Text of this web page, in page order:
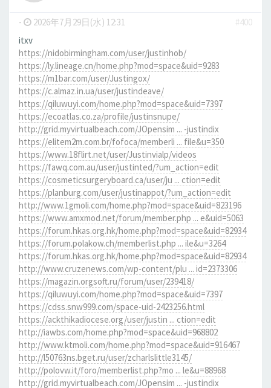
- 2026年7月29日(水) 12:31
#400
itxv
https://nidobirmingham.com/user/justinhob/
https://ly.lineage.cn/home.php?mod=space&uid=9283
https://m1bar.com/user/Justingox/
https://c.almaz.in.ua/user/justindeave/
https://qiluwuyi.com/home.php?mod=space&uid=7397
https://ecoatlas.co.za/profile/justinsnupe/
http://grid.myvirtualbeach.com/JOpensim ... -justindix
https://elitem2m.com.br/fofoca/memberli ... file&u=350
https://www.18flirt.net/user/Justinvialp/videos
https://fawq.com.au/user/justinted/?um_action=edit
https://cosmeticsurgeryboard.ca/user/ju ... ction=edit
https://planburg.com/user/justinappot/?um_action=edit
http://www.1gmoli.com/home.php?mod=space&uid=823196
https://www.amxmod.net/forum/member.php ... e&uid=5063
https://forum.hkas.org.hk/home.php?mod=space&uid=82934
https://forum.polakow.ch/memberlist.php ... ile&u=3264
https://forum.hkas.org.hk/home.php?mod=space&uid=82934
http://www.cruzenews.com/wp-content/plu ... id=2373306
https://magazin.orgsoft.ru/forum/user/239418/
https://qiluwuyi.com/home.php?mod=space&uid=7397
https://cdss.snw999.com/space-uid-2423256.html
https://ackthikadiocese.org/user/justin ... ction=edit
http://iawbs.com/home.php?mod=space&uid=968802
http://www.ktmoli.com/home.php?mod=space&uid=916467
http://l50763ns.bget.ru/user/zcharlslittle3145/
http://polovw.it/foro/memberlist.php?mo ... le&u=88968
http://grid.myvirtualbeach.com/JOpensim ... -justindix